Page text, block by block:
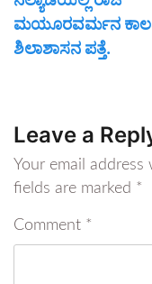
ಮಯೂರವರ್ಮನ
ಶಿಲಾಶಾಸನ ಪತ್ತೆ.
Leave a
Your email
fields are marked *
Comment *